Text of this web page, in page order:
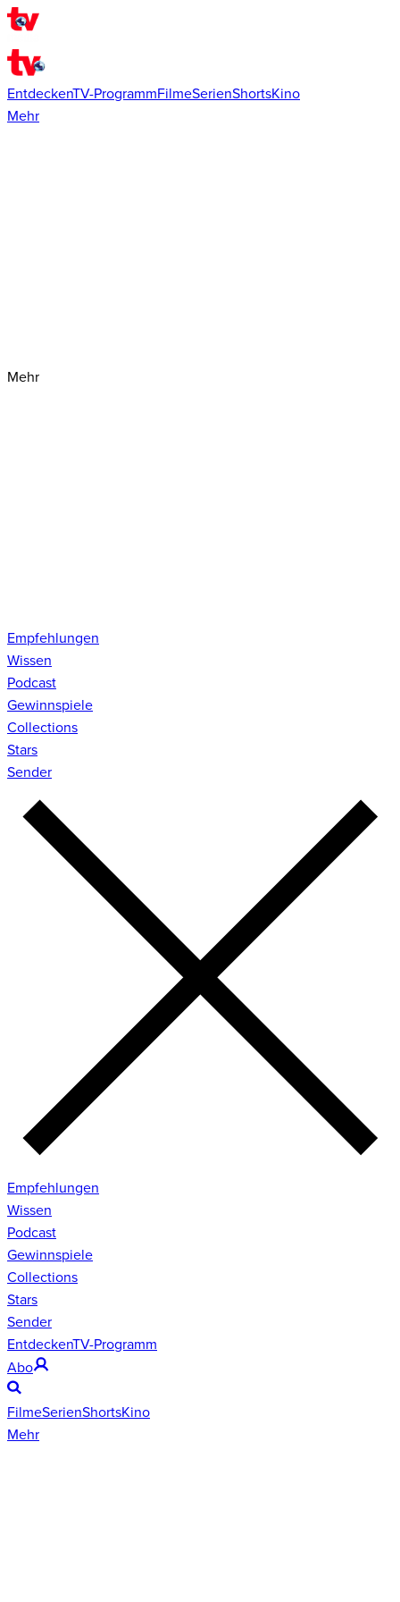
EntdeckenTV-ProgrammFilmeSerienShortsKino
Mehr
Mehr
Empfehlungen
Wissen
Podcast
Gewinnspiele
Collections
Stars
Sender
Empfehlungen
Wissen
Podcast
Gewinnspiele
Collections
Stars
Sender
EntdeckenTV-Programm
Abo
FilmeSerienShortsKino
Mehr